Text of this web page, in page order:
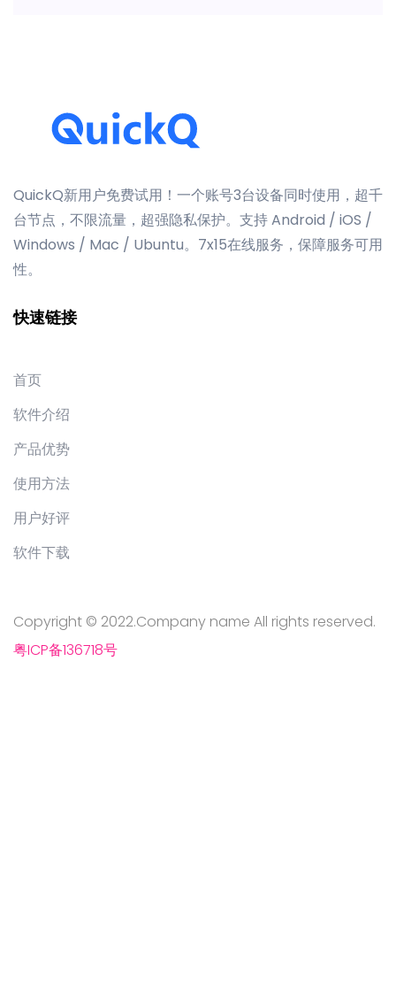
QuickQ新用户免费试用！一个账号3台设备同时使用，超千
台节点，不限流量，超强隐私保护。支持 Android / iOS /
Windows / Mac / Ubuntu。7x15在线服务，保障服务可用
性。
快速链接
首页
软件介绍
产品优势
使用方法
用户好评
软件下载
Copyright © 2022.Company name All rights reserved.
粤ICP备136718号